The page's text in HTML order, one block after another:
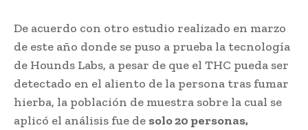
De acuerdo con otro estudio realizado en marzo
de este año donde se puso a prueba la tecnología
de Hounds Labs, a pesar de que el THC pueda ser
detectado en el aliento de la persona tras fumar
hierba, la población de muestra sobre la cual se
aplicó el análisis fue de solo 20 personas,